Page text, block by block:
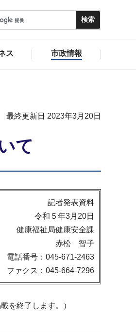
ス 市政情報
最終更新日 2023年3月20日
て
記者発表資料
令和５年3月20日
健康福祉局健康安全課
赤松 智子
電話番号：045-671-2463
ファクス：045-664-7296
を終了します。）